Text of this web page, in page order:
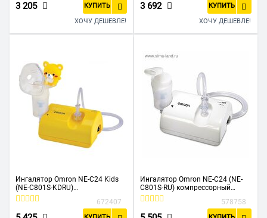
3 205 КУПИТЬ
ХОЧУ ДЕШЕВЛЕ!
3 692 КУПИТЬ
ХОЧУ ДЕШЕВЛЕ!
Ингалятор Omron NE-C24 Kids
(NE-C801S-KDRU)
компрессорный стационарный
672407
Ингалятор Omron NE-C24 (NE-
C801S-RU) компрессорный
стационарный белый
578758